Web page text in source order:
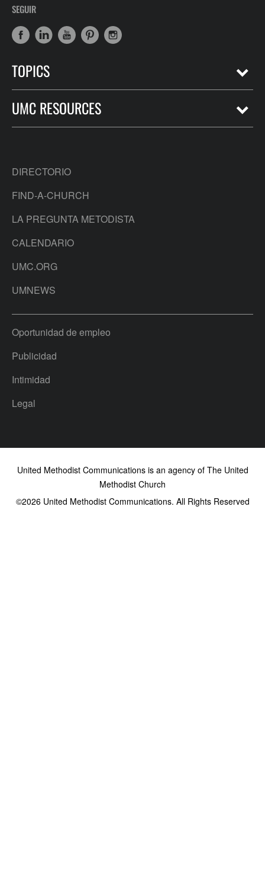
SEGUIR
TOPICS
UMC RESOURCES
DIRECTORIO
FIND-A-CHURCH
LA PREGUNTA METODISTA
CALENDARIO
UMC.ORG
UMNEWS
Oportunidad de empleo
Publicidad
Intimidad
Legal
United Methodist Communications is an agency of The United
Methodist Church
©2026United Methodist Communications. All Rights Reserved